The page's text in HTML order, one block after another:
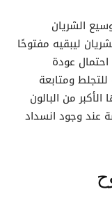
الشريان
ليبقيه مفتوحًا
عودة
ومتابعة
من البالون
عند وجود انسداد